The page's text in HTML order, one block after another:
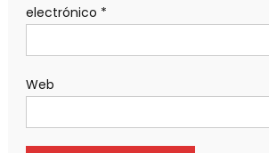
electrónico *
Web